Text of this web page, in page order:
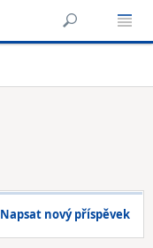
Napsat nový příspěvek